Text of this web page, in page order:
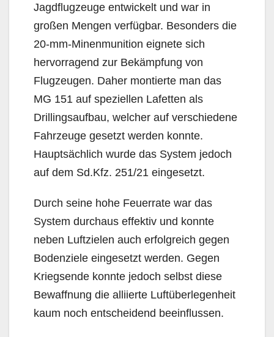
Jagdflugzeuge entwickelt und war in
großen Mengen verfügbar. Besonders die
20-mm-Minenmunition eignete sich
hervorragend zur Bekämpfung von
Flugzeugen. Daher montierte man das
MG 151 auf speziellen Lafetten als
Drillingsaufbau, welcher auf verschiedene
Fahrzeuge gesetzt werden konnte.
Hauptsächlich wurde das System jedoch
auf dem Sd.Kfz. 251/21 eingesetzt.
Durch seine hohe Feuerrate war das
System durchaus effektiv und konnte
neben Luftzielen auch erfolgreich gegen
Bodenziele eingesetzt werden. Gegen
Kriegsende konnte jedoch selbst diese
Bewaffnung die alliierte Luftüberlegenheit
kaum noch entscheidend beeinflussen.